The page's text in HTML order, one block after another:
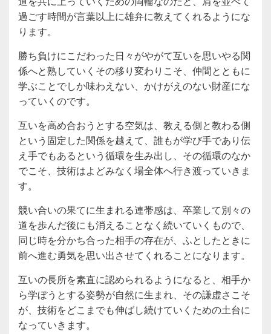
過ごす時間が言葉以上に雄弁に教えてくれるようにな
ります。
勝ち負けにこだわった日々がやがて互いを思いやる関
係へと熟していくその移り変わりこそ、仲間とともに
学ぶことでしか味わえない、かけがえのない財産にな
っていくのです。
互いを高め合おうとする空気は、教える側と教わる側
という固定した関係を越えて、誰もが学び手であり伝
え手でもあるという循環を生み出し、その循環のなか
でこそ、技術はよどみなく場全体へ行き渡っていきま
す。
競い合いの果てに生まれる連帯感は、卒業して別々の
道を歩んだ後にも消えることなく続いていくもので、
同じ時を分かち合った相手の存在が、ふとしたときに
前へ進む勇気を思い出させてくれることになります。
互いの長所を素直に認められるようになると、相手か
ら学ぼうとする姿勢が自然に生まれ、その謙虚さこそ
が、技術をどこまでも伸ばし続けていくための土台に
なっていきます。